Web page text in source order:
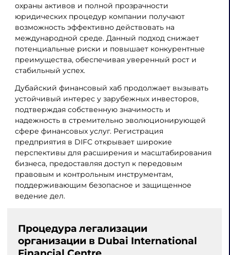
охраны активов и полной прозрачности
юридических процедур компании получают
возможность эффективно действовать на
международной среде. Данный подход снижает
потенциальные риски и повышает конкурентные
преимущества, обеспечивая уверенный рост и
стабильный успех.
Дубайский финансовый хаб продолжает вызывать
устойчивый интерес у зарубежных инвесторов,
подтверждая собственную значимость и
надежность в стремительно эволюционирующей
сфере финансовых услуг. Регистрация
предприятия в DIFC открывает широкие
перспективы для расширения и масштабирования
бизнеса, предоставляя доступ к передовым
правовым и контрольным инструментам,
поддерживающим безопасное и защищенное
ведение дел.
Процедура легализации
организации в Dubai International